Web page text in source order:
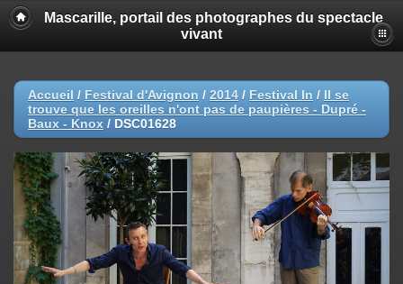
Mascarille, portail des photographes du spectacle
vivant
Accueil / Festival d'Avignon / 2014 / Festival In / Il se
trouve que les oreilles n'ont pas de paupières - Dupré -
Baux - Knox / DSC01628